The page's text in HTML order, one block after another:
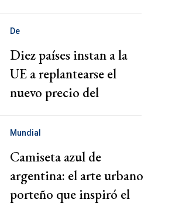
De
Diez países instan a la
UE a replantearse el
nuevo precio del
combustibles
Mundial
Camiseta azul de
argentina: el arte urbano
porteño que inspiró el